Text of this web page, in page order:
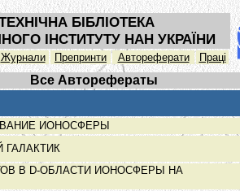
БІБЛІОТЕКА
ІНСТИТУТУ НАН УКРАЇНИ
Журнали Препринти Автореферати Праці
Все Авторефераты
ИОНОСФЕРЫ
ГАЛАКТИК
В D-ОБЛАСТИ ИОНОСФЕРЫ НА